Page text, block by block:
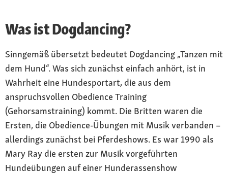
Was ist Dogdancing?
Sinngemäß übersetzt bedeutet Dogdancing „Tanzen mit
dem Hund“. Was sich zunächst einfach anhört, ist in
Wahrheit eine Hundesportart, die aus dem
anspruchsvollen Obedience Training
(Gehorsamstraining) kommt. Die Britten waren die
Ersten, die Obedience-Übungen mit Musik verbanden –
allerdings zunächst bei Pferdeshows. Es war 1990 als
Mary Ray die ersten zur Musik vorgeführten
Hundeübungen auf einer Hunderassenshow